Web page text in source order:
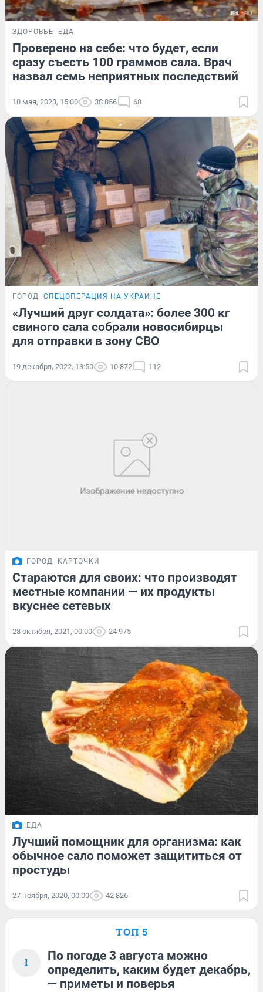
ЗДОРОВЬЕ ЕДА
Проверено на себе: что будет, если
сразу съесть 100 граммов сала. Врач
назвал семь неприятных последствий
10 мая, 2023, 15:00 38 056 68
ГОРОД СПЕЦОПЕРАЦИЯ НА УКРАИНЕ
«Лучший друг солдата»: более 300 кг
свиного сала собрали новосибирцы
для отправки в зону СВО
19 декабря, 2022, 13:50 10 872 112
ГОРОД КАРТОЧКИ
Стараются для своих: что производят
местные компании — их продукты
вкуснее сетевых
28 октября, 2021, 00:00 24 975
ЕДА
Лучший помощник для организма: как
обычное сало поможет защититься от
простуды
27 ноября, 2020, 00:00 42 826
ТОП 5
1
По погоде 3 августа можно
определить, каким будет декабрь,
— приметы и поверья